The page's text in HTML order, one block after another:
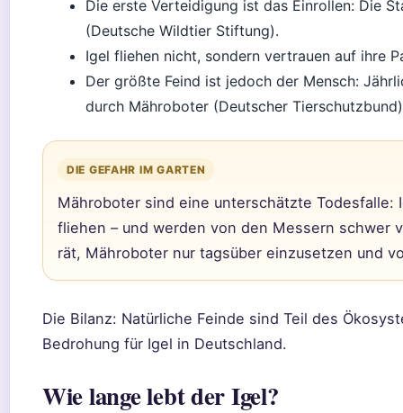
Die erste Verteidigung ist das Einrollen: Die
(Deutsche Wildtier Stiftung).
Igel fliehen nicht, sondern vertrauen auf ihre
Der größte Feind ist jedoch der Mensch:
durch Mähroboter (Deutscher
DIE GEFAHR IM GARTEN
Mähroboter sind eine unterschätzte
fliehen – und werden von den Messern schwer
rät, Mähroboter nur tagsüber einzusetzen und
Die Bilanz: Natürliche Feinde sind Teil des
Bedrohung für Igel in Deutschland.
Wie lange lebt der Igel?